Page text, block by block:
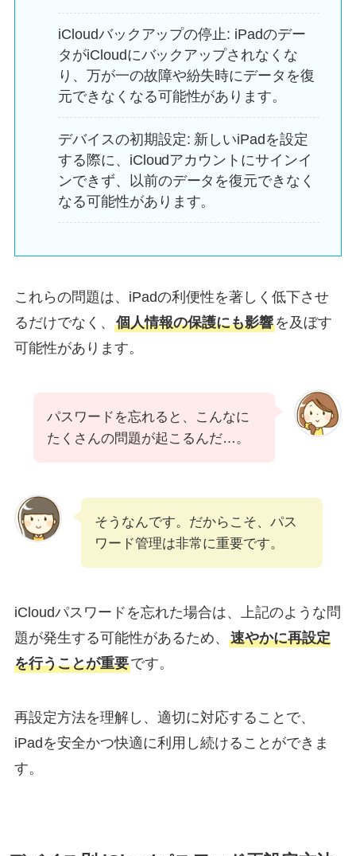
iCloudバックアップの停止: iPadのデー
タがiCloudにバックアップされなくな
り、万が一の故障や紛失時にデータを復
元できなくなる可能性があります。
デバイスの初期設定: 新しいiPadを設定
する際に、iCloudアカウントにサインイ
ンできず、以前のデータを復元できなく
なる可能性があります。
これらの問題は、iPadの利便性を著しく低下させ
るだけでなく、 個人情報の保護にも影響を及ぼす
可能性があります。
パスワードを忘れると、こんなに
たくさんの問題が起こるんだ…。
そうなんです。だからこそ、パス
ワード管理は非常に重要です。
iCloudパスワードを忘れた場合は、上記のような問
題が発生する可能性があるため、 速やかに再設定
を行うことが重要です。
再設定方法を理解し、適切に対応することで、
iPadを安全かつ快適に利用し続けることができま
す。